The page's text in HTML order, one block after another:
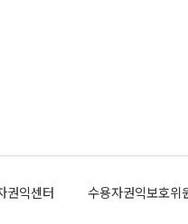
요구한 적이 없기 때문이다
제네바 기본합의는 핵시설 동
권익센터 수용자권익보호위